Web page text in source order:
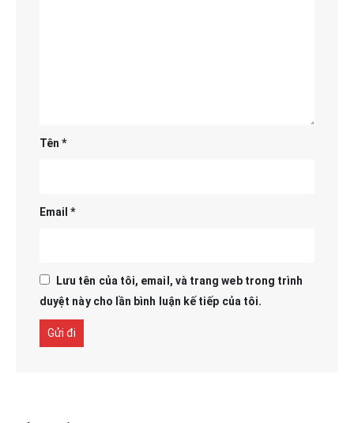
Tên*
Email*
Lưu tên của tôi, email, và trang web trong trình
duyệt này cho lần bình luận kế tiếp của tôi.